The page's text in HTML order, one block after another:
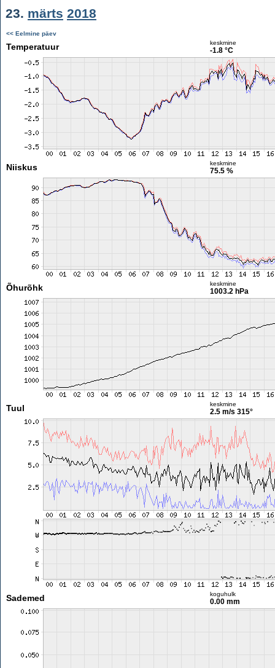
23. märts 2018
<< Eelmine päev
Temperatuur keskmine
-1.8 °C
Niiskus keskmine
75.5 %
Õhurõhk keskmine
1003.2 hPa
Tuul keskmine
2.5 m/s 315°
Sademed koguhulk
0.00 mm